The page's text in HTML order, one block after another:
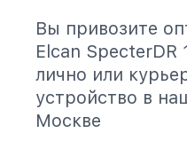
Вы привозите
Elcan SpecterDR
лично или
устройство в
Москве